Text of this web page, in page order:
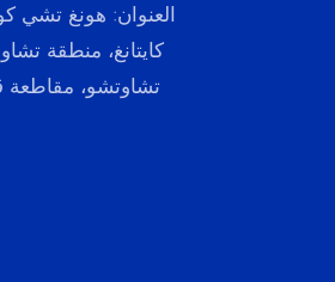
العنوان: هونغ تشي
كايتانغ، منطقة
تشاوتشو، مقاطعة